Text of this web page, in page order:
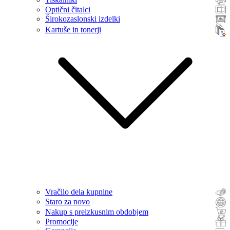
Optični čitalci
Širokozaslonski izdelki
Kartuše in tonerji
Vračilo dela kupnine
Staro za novo
Nakup s preizkusnim obdobjem
Promocije